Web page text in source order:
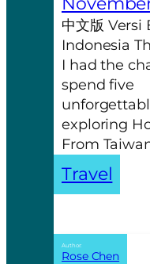
中文版 Versi
Indonesia
I had the
spend five
exploring
From
Travel
Author:
Rose Chen